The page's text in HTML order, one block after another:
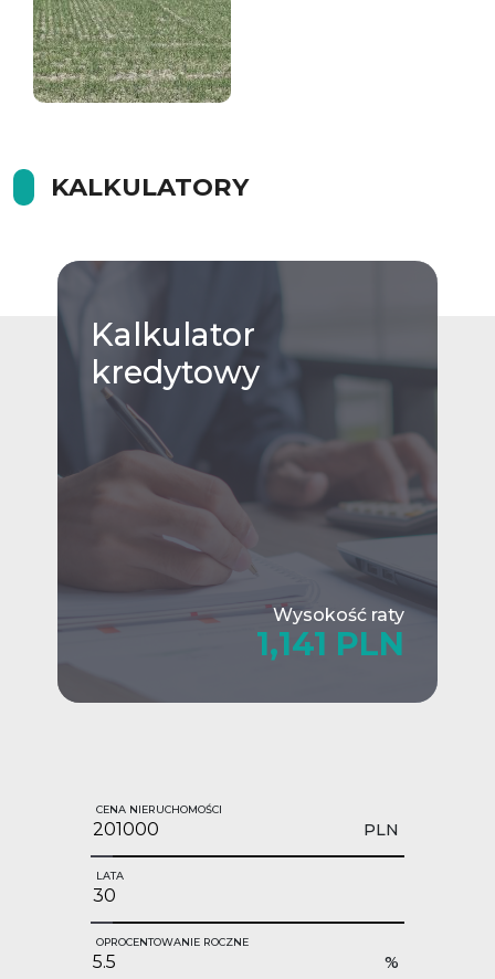
KALKULATORY
Kalkulator
kredytowy
Wysokość raty
1,141 PLN
CENA NIERUCHOMOŚCI
PLN
LATA
OPROCENTOWANIE ROCZNE
%